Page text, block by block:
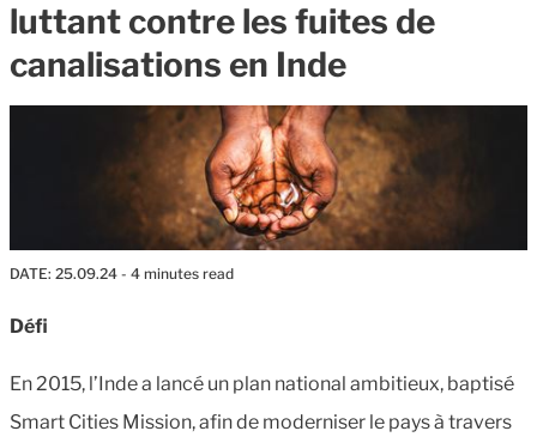
luttant contre les fuites de
canalisations en Inde
DATE: 25.09.24 - 4 minutes read
Défi
En 2015, l’Inde a lancé un plan national ambitieux, baptisé
Smart Cities Mission, afin de moderniser le pays à travers